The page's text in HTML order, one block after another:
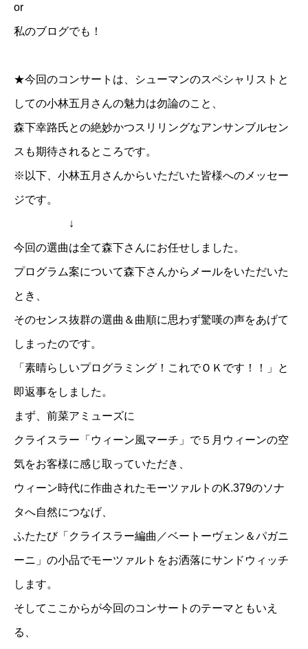
or
私のブログでも！
★今回のコンサートは、シューマンのスペシャリストと
しての小林五月さんの魅力は勿論のこと、
森下幸路氏との絶妙かつスリリングなアンサンブルセン
スも期待されるところです。
※以下、小林五月さんからいただいた皆様へのメッセー
ジです。
↓
今回の選曲は全て森下さんにお任せしました。
プログラム案について森下さんからメールをいただいた
とき、
そのセンス抜群の選曲＆曲順に思わず驚嘆の声をあげて
しまったのです。
「素晴らしいプログラミング！これでＯＫです！！」と
即返事をしました。
まず、前菜アミューズに
クライスラー「ウィーン風マーチ」で５月ウィーンの空
気をお客様に感じ取っていただき、
ウィーン時代に作曲されたモーツァルトのK.379のソナ
タへ自然につなげ、
ふたたび「クライスラー編曲／ベートーヴェン＆パガニ
ーニ」の小品でモーツァルトをお洒落にサンドウィッチ
します。
そしてここからが今回のコンサートのテーマともいえ
る、